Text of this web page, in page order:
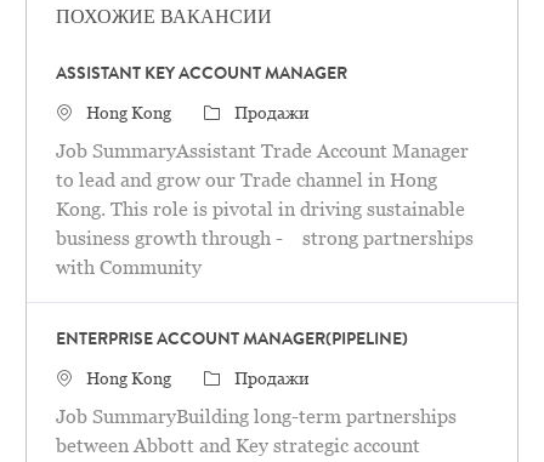
ПОХОЖИЕ ВАКАНСИИ
ASSISTANT KEY ACCOUNT MANAGER
Местоположение
Hong Kong категория
Продажи
Job SummaryAssistant Trade Account Manager
to lead and grow our Trade channel in Hong
Kong. This role is pivotal in driving sustainable
business growth through - strong partnerships
with Community
ENTERPRISE ACCOUNT MANAGER(PIPELINE)
Местоположение
Hong Kong категория
Продажи
Job SummaryBuilding long-term partnerships
between Abbott and Key strategic account